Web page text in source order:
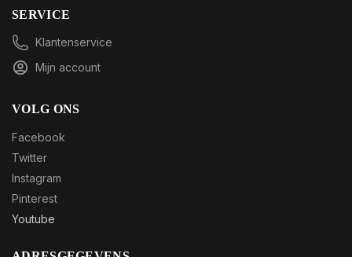
SERVICE
Klantenservice
Mijn account
VOLG ONS
Facebook
Twitter
Instagram
Pinterest
Youtube